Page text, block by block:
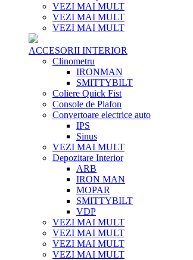
VEZI MAI MULT
VEZI MAI MULT
VEZI MAI MULT
ACCESORII INTERIOR
Clinometru
IRONMAN
SMITTYBILT
Coliere Quick Fist
Console de Plafon
Convertoare electrice auto
IPS
Sinus
VEZI MAI MULT
Depozitare Interior
ARB
IRON MAN
MOPAR
SMITTYBILT
VDP
VEZI MAI MULT
VEZI MAI MULT
VEZI MAI MULT
VEZI MAI MULT